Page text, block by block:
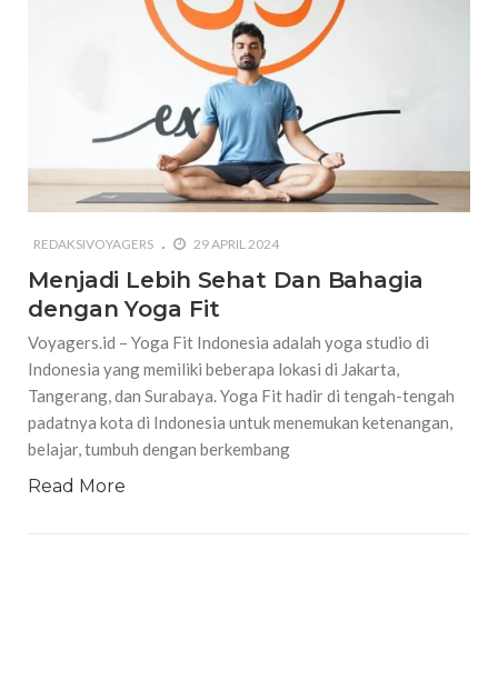
REDAKSIVOYAGERS 29 APRIL 2024
Menjadi Lebih Sehat Dan Bahagia
dengan Yoga Fit
Voyagers.id – Yoga Fit Indonesia adalah yoga studio di
Indonesia yang memiliki beberapa lokasi di Jakarta,
Tangerang, dan Surabaya. Yoga Fit hadir di tengah-tengah
padatnya kota di Indonesia untuk menemukan ketenangan,
belajar, tumbuh dengan berkembang
Read More